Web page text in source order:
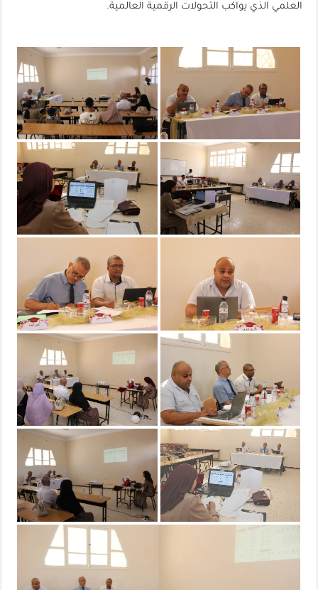
العلمي الذي يواكب التحولات الرقمية العالمية.